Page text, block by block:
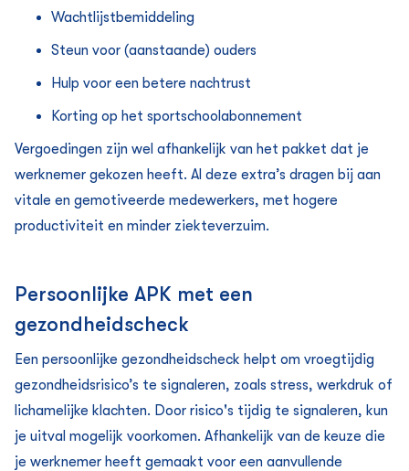
Wachtlijstbemiddeling
Steun voor (aanstaande) ouders
Hulp voor een betere nachtrust
Korting op het sportschoolabonnement
Vergoedingen zijn wel afhankelijk van het pakket dat je
werknemer gekozen heeft. Al deze extra’s dragen bij aan
vitale en gemotiveerde medewerkers, met hogere
productiviteit en minder ziekteverzuim.
Persoonlijke APK met een
gezondheidscheck
Een persoonlijke gezondheidscheck helpt om vroegtijdig
gezondheidsrisico’s te signaleren, zoals stress, werkdruk of
lichamelijke klachten. Door risico's tijdig te signaleren, kun
je uitval mogelijk voorkomen. Afhankelijk van de keuze die
je werknemer heeft gemaakt voor een aanvullende